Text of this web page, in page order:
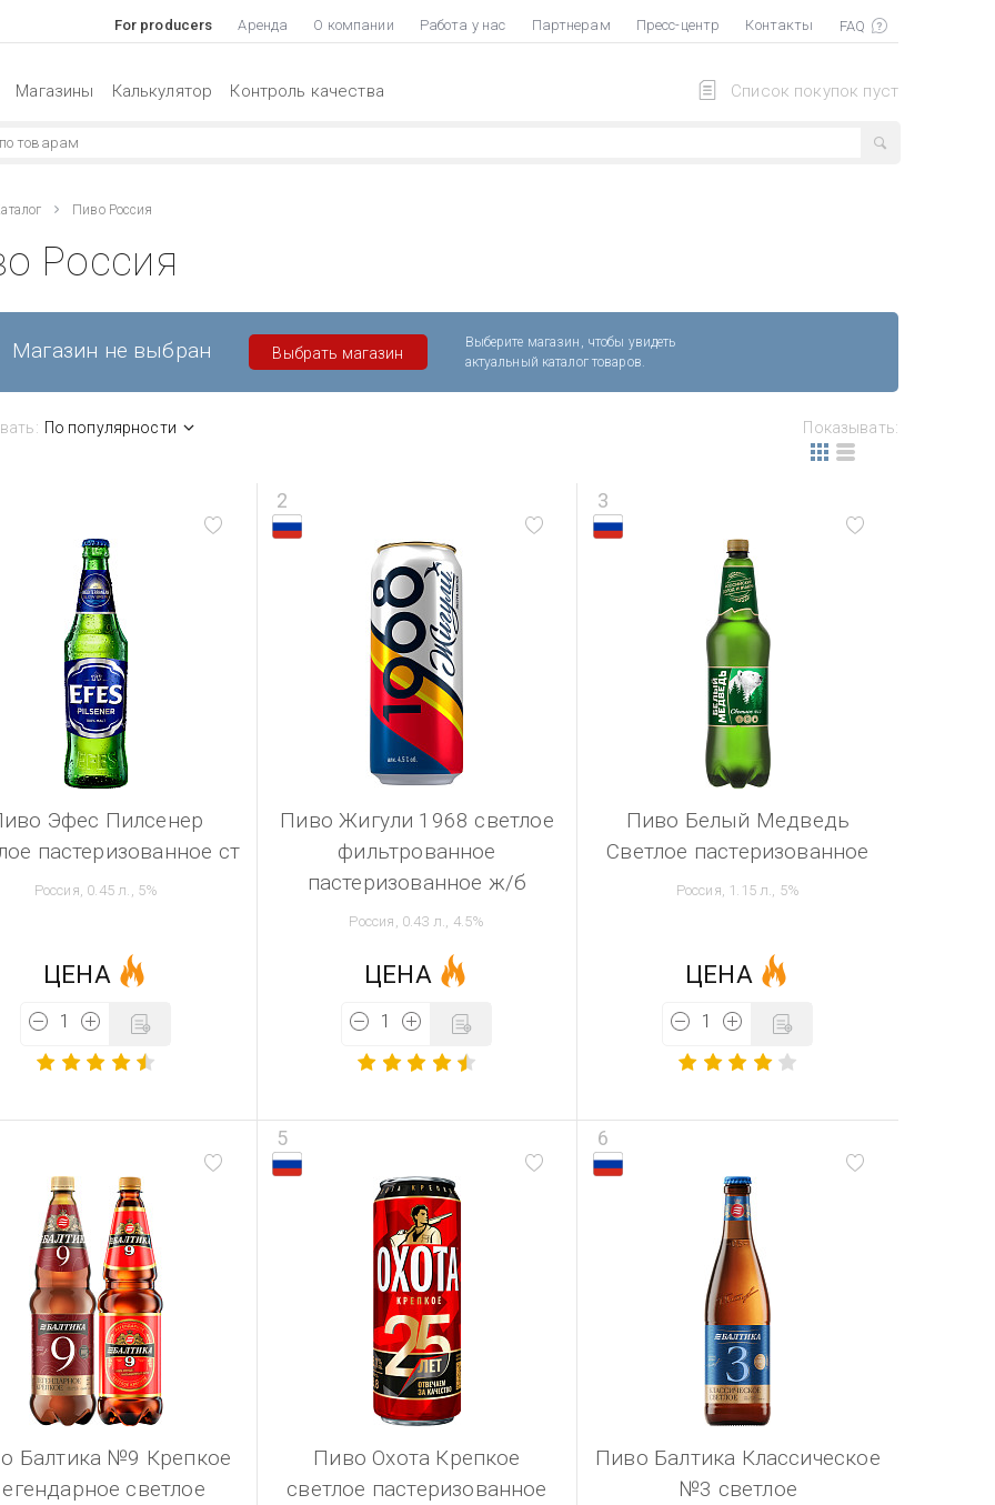
For producers Аренда О компании Работа у нас Партнерам Пресс-центр Контакты
Список покупок пуст
Магазины Калькулятор Контроль качества
Пиво Россия
Россия
Магазин не выбран Выбрать магазин
Выберите магазин, чтобы увидеть
актуальный каталог товаров.
По популярности Показывать:
Эфес Пилсенер
пастеризованное ст
Россия, 0.45 л., 5%
ЦЕНА
2
Пиво Жигули 1968 светлое
фильтрованное
пастеризованное ж/б
Россия, 0.43 л., 4.5%
ЦЕНА
3
Пиво Белый Медведь
Светлое пастеризованное
Россия, 1.15 л., 5%
ЦЕНА
Балтика №9 Крепкое
светлое
5
Пиво Охота Крепкое
светлое пастеризованное
6
Пиво Балтика Классическое
№3 светлое